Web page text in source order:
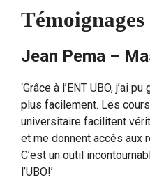
Jean Pema –
‘Grâce à l’ENT UBO, j’ai
plus facilement. Les
universitaire facilitent
et me donnent accès aux
C’est un outil
l’UBO!’